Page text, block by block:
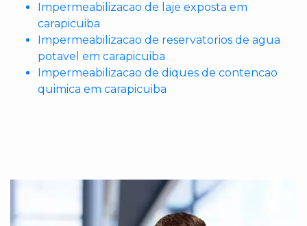
Impermeabilizacao de laje exposta em
carapicuiba
Impermeabilizacao de reservatorios de agua
potavel em carapicuiba
Impermeabilizacao de diques de contencao
quimica em carapicuiba